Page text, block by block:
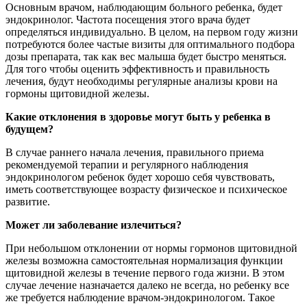
Основным врачом, наблюдающим больного ребенка, будет
эндокринолог. Частота посещения этого врача будет
определяться индивидуально. В целом, на первом году жизни
потребуются более частые визиты для оптимального подбора
дозы препарата, так как вес малыша будет быстро меняться.
Для того чтобы оценить эффективность и правильность
лечения, будут необходимы регулярные анализы крови на
гормоны щитовидной железы.
Какие отклонения в здоровье могут быть у ребенка в
будущем?
В случае раннего начала лечения, правильного приема
рекомендуемой терапии и регулярного наблюдения
эндокринологом ребенок будет хорошо себя чувствовать,
иметь соответствующее возрасту физическое и психическое
развитие.
Может ли заболевание излечиться?
При небольшом отклонении от нормы гормонов щитовидной
железы возможна самостоятельная нормализация функции
щитовидной железы в течение первого года жизни. В этом
случае лечение назначается далеко не всегда, но ребенку все
же требуется наблюдение врачом-эндокринологом. Такое